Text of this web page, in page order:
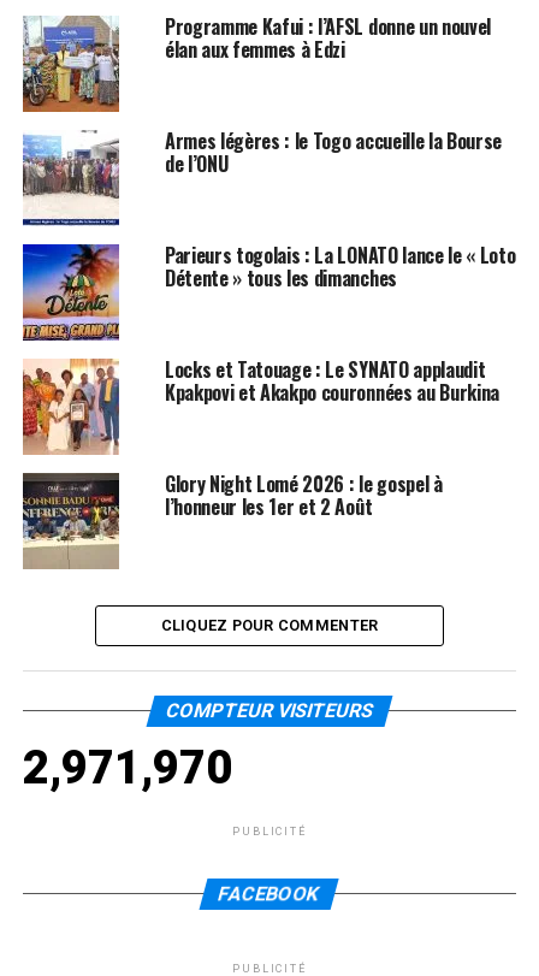
Programme Kafui : l’AFSL donne un nouvel
élan aux femmes à Edzi
Armes légères : le Togo accueille la Bourse
de l’ONU
Parieurs togolais : La LONATO lance le « Loto
Détente » tous les dimanches
Locks et Tatouage : Le SYNATO applaudit
Kpakpovi et Akakpo couronnées au Burkina
Glory Night Lomé 2026 : le gospel à
l’honneur les 1er et 2 Août
CLIQUEZ POUR COMMENTER
COMPTEUR VISITEURS
2,971,970
PUBLICITÉ
FACEBOOK
PUBLICITÉ